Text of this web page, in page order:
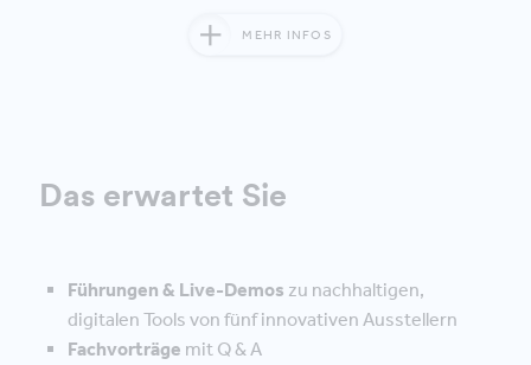
MEHR INFOS
Das erwartet Sie
Führungen & Live-Demos zu nachhaltigen,
digitalen Tools von fünf innovativen Ausstellern
Fachvorträge mit Q & A